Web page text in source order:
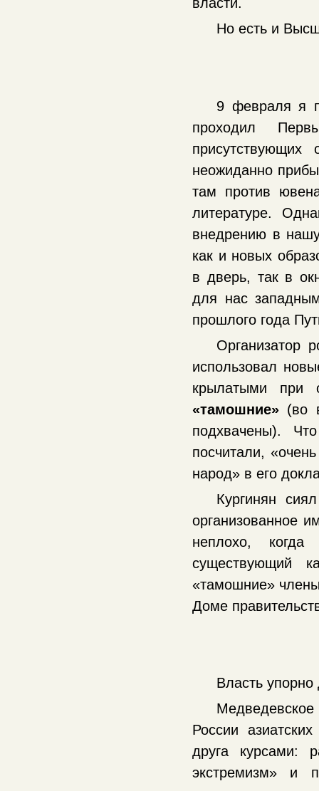
Но есть и
9 февраля я
проходил
неожиданно
там против
литературе.
внедрению в
как и новых
в дверь, так в
для нас
прошлого года
Организатор
использовал
крылатыми при
«тамошние» (во
подхвачены).
посчитали,
народ» в его
Кургинян
организованное
неплохо, когда
существующий
«тамошние»
Доме
Власть
России
друга курсами:
экстремизм» и